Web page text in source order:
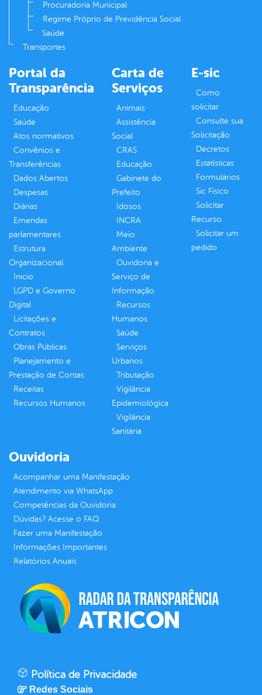
Procuradoria Municipal
Regime Próprio de Previdência Social
Saúde
Transportes
Portal da
Transparência
Educação
Saúde
Atos normativos
Convênios e
Transferências
Dados Abertos
Despesas
Diárias
Emendas
parlamentares
Estrutura
Organizacional
Inicio
LGPD e Governo
Digital
Licitações e
Contratos
Obras Públicas
Planejamento e
Prestação de Contas
Receitas
Recursos Humanos
Carta de
Serviços
Animais
Assistência
Social
CRAS
Educação
Gabinete do
Prefeito
Idosos
INCRA
Meio
Ambiente
Ouvidoria e
Serviço de
Informação
Recursos
Humanos
Saúde
Serviços
Urbanos
Tributação
Vigilância
Epidemiológica
Vigilância
Sanitária
E-sic
Como
solicitar
Consulte sua
Solicitação
Decretos
Estatísticas
Formulários
Sic Físico
Solicitar
Recurso
Solicitar um
pedido
Ouvidoria
Acompanhar uma Manifestação
Atendimento via WhatsApp
Competências da Ouvidoria
Dúvidas? Acesse o FAQ
Fazer uma Manifestação
Informações Importantes
Relatórios Anuais
Política de Privacidade
Redes Sociais